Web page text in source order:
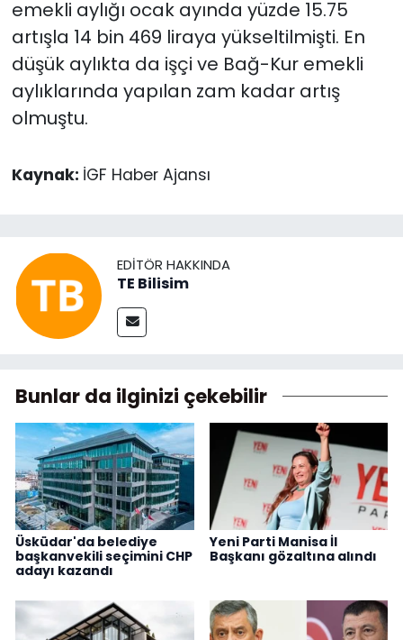
emekli aylığı ocak ayında yüzde 15.75
artışla 14 bin 469 liraya yükseltilmişti. En
düşük aylıkta da işçi ve Bağ-Kur emekli
aylıklarında yapılan zam kadar artış
olmuştu.
Kaynak: İGF Haber Ajansı
EDITÖR HAKKINDA
TE Bilisim
Bunlar da ilginizi çekebilir
Üsküdar'da belediye
başkanvekili seçimini CHP
adayı kazandı
Yeni Parti Manisa İl
Başkanı gözaltına alındı